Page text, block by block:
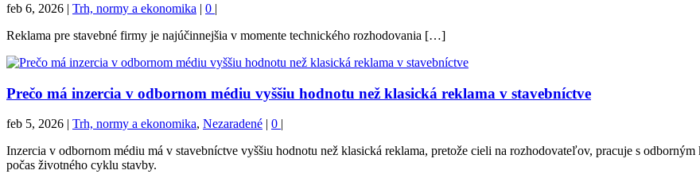
feb 6, 2026 | Trh, normy a ekonomika | 0 |
Reklama pre stavebné firmy je najúčinnejšia v momente technického rozhodovania […]
Prečo má inzercia v odbornom médiu vyššiu hodnotu než klasická reklama v stavebníctve
feb 5, 2026 | Trh, normy a ekonomika, Nezaradené | 0 |
Inzercia v odbornom médiu má v stavebníctve vyššiu hodnotu než klasická reklama, pretože cieli na rozhodovateľov, pracuje s
počas životného cyklu stavby.